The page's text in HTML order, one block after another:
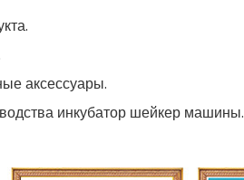
аксессуары.
инкубатор шейкер машины.